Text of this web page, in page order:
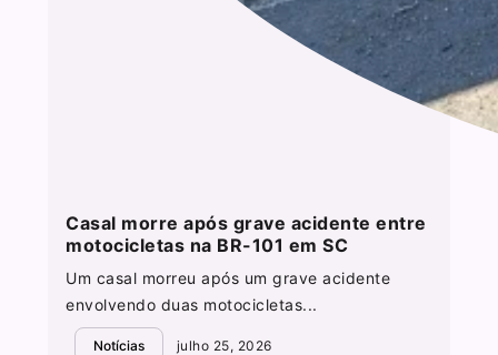
Casal morre após grave acidente entre
motocicletas na BR-101 em SC
Um casal morreu após um grave acidente
envolvendo duas motocicletas...
Notícias julho 25, 2026